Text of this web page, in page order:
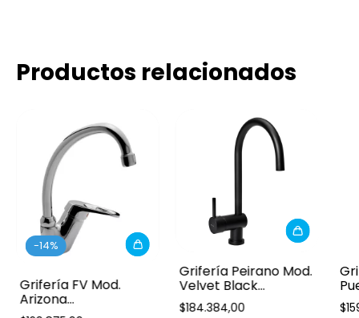
Productos relacionados
-14%
Grifería FV Mod.
Arizona
Monocomando Alto -
Grifería Peirano Mod.
Velvet Black
Monocomando -
$184.384,00 -